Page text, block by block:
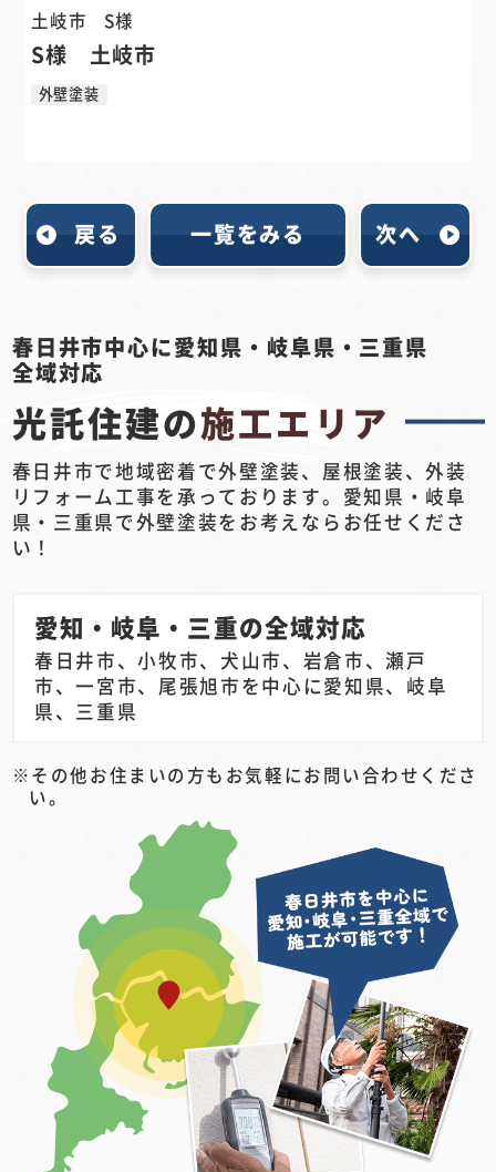
土岐市 S様
S様 土岐市
外壁塗装
戻る 一覧をみる 次へ
春日井市中心に愛知県・岐阜県・三重県
全域対応
光託住建の施工エリア
春日井市で地域密着で外壁塗装、屋根塗装、外装
リフォーム工事を承っております。愛知県・岐阜
県・三重県で外壁塗装をお考えならお任せくださ
い！
愛知・岐阜・三重の全域対応
春日井市、小牧市、犬山市、岩倉市、瀬戸
市、一宮市、尾張旭市を中心に愛知県、岐阜
県、三重県
その他お住まいの方もお気軽にお問い合わせくださ
い。